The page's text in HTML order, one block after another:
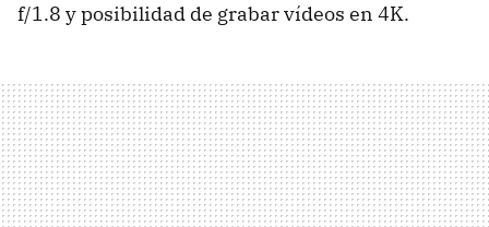
f/1.8 y posibilidad de grabar vídeos en 4K.